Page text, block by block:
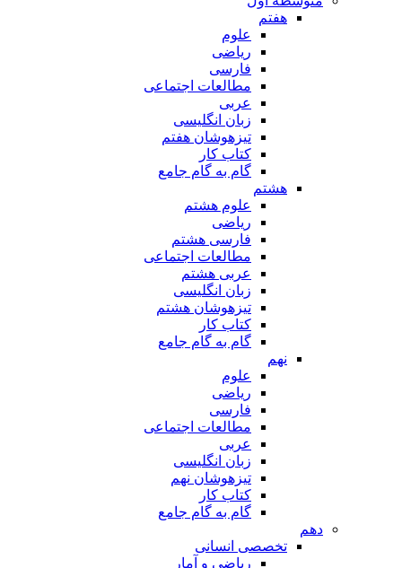
هفتم
علوم
ریاضی
فارسی
مطالعات اجتماعی
عربی
زبان انگلیسی
تیزهوشان هفتم
کتاب کار
گام به گام جامع
هشتم
علوم هشتم
ریاضی
فارسی هشتم
مطالعات اجتماعی
عربی هشتم
زبان انگلیسی
تیزهوشان هشتم
کتاب کار
گام به گام جامع
نهم
علوم
ریاضی
فارسی
مطالعات اجتماعی
عربی
زبان انگلیسی
تیزهوشان نهم
کتاب کار
گام به گام جامع
دهم
تخصصی انسانی
ریاضی و آمار